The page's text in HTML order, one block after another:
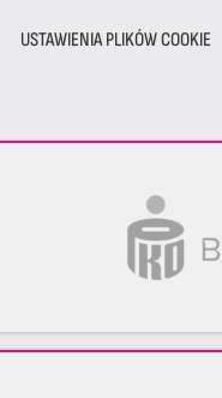
USTAWIENIA PLIKÓW COOKIE